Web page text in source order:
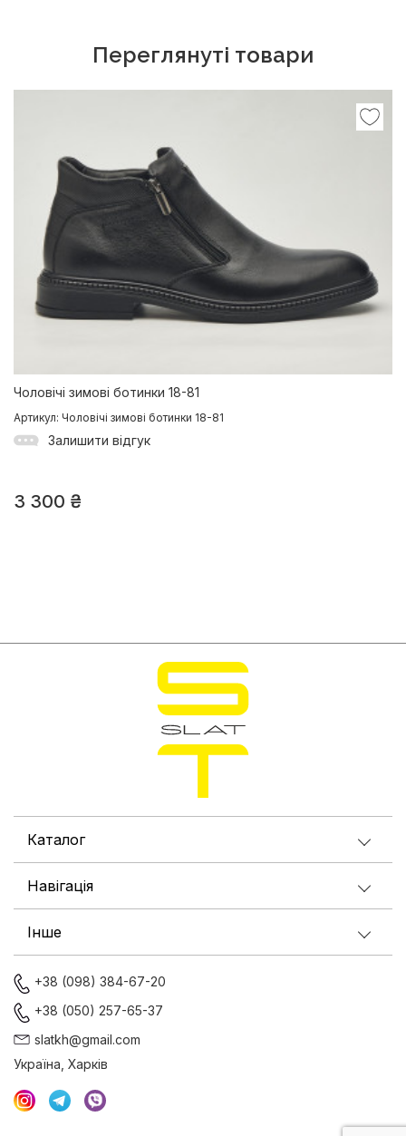
Переглянуті товари
Чоловічі зимові ботинки 18-81
Артикул: Чоловічі зимові ботинки 18-81
Залишити відгук
3 300 ₴
Каталог
Навігація
Інше
+38 (098) 384-67-20
+38 (050) 257-65-37
slatkh@gmail.com
Україна, Харків